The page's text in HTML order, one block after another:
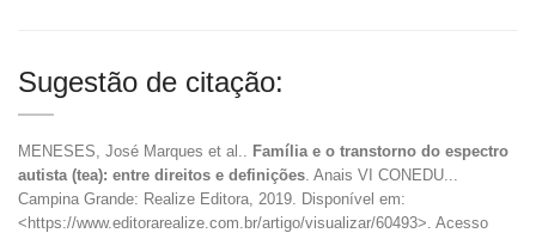
Sugestão de citação:
MENESES, José Marques et al.. Família e o transtorno do espectro
autista (tea): entre direitos e definições. Anais VI CONEDU...
Campina Grande: Realize Editora, 2019. Disponível em:
<https://www.editorarealize.com.br/artigo/visualizar/60493>. Acesso